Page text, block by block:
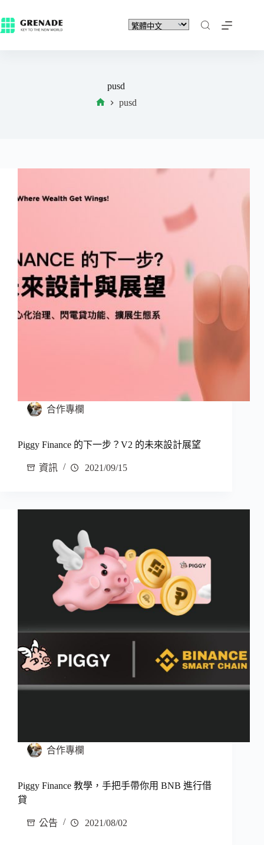
pusd
pusd
合作專欄
Piggy Finance 的下一步？V2 的未來設計展望
資訊 2021/09/15
合作專欄
Piggy Finance 教學，手把手帶你用 BNB 進行借
貸
公告 2021/08/02